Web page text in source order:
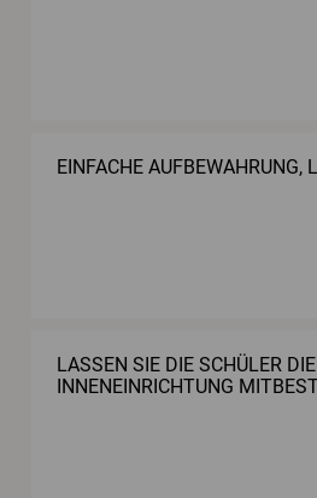
EINFACHE AUFBEWAHRUNG,
LASSEN SIE DIE SCHÜLER DIE
INNENEINRICHTUNG